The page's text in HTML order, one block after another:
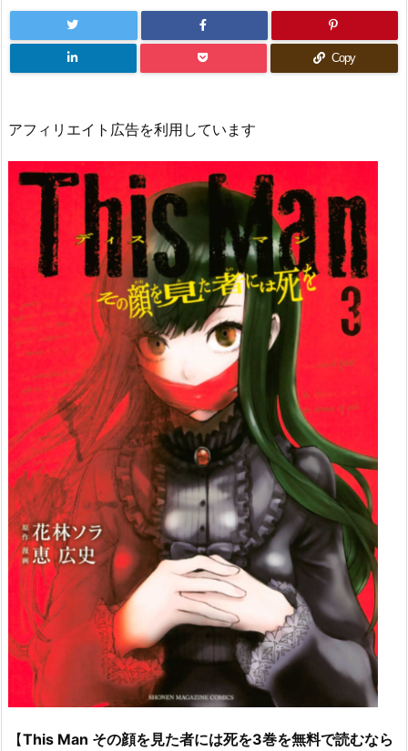
Copy
アフィリエイト広告を利用しています
【This Man その顔を見た者には死を3巻を無料で読むなら